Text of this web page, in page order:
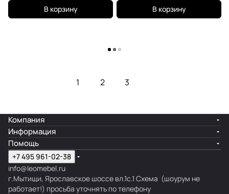
В корзину В корзину
Загрузить еще
1 2 3
Компания
Информация
Помощь
+7 495 961-02-38
info@leomebel.ru
г.Мытищи, Ярославское шоссе вл.1с.1 Схема (шоурум не
работает!) просьба уточнять по телефону